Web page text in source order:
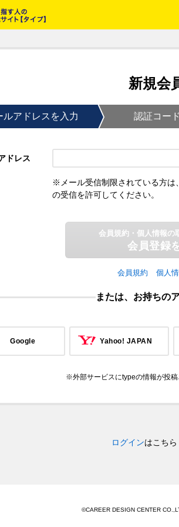
新規会
ルアドレスを入力 認証コー
ドレス
※メール受信制限されている方は
の受信を許可してください。
会員規約・個人情報の
会員登録
会員規約 個人
または、お持ちの
Google Yahoo! JAPAN
※外部サービスにtypeの情報が投稿
ログインはこちら
©CAREER DESIGN CENTER